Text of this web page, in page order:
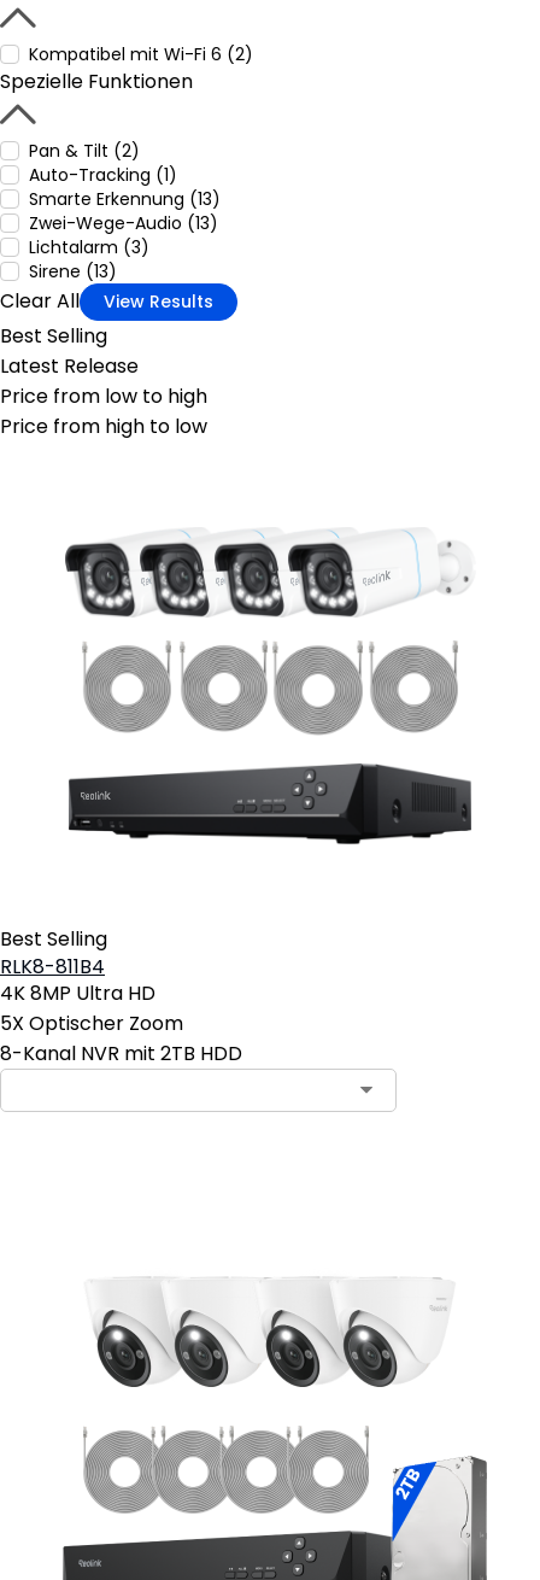
Kompatibel mit Wi-Fi 6 (2)
Spezielle Funktionen
Pan & Tilt (2)
Auto-Tracking (1)
Smarte Erkennung (13)
Zwei-Wege-Audio (13)
Lichtalarm (3)
Sirene (13)
Clear All View Results
Best Selling
Latest Release
Price from low to high
Price from high to low
Best Selling
RLK8-811B4
4K 8MP Ultra HD
5X Optischer Zoom
8-Kanal NVR mit 2TB HDD